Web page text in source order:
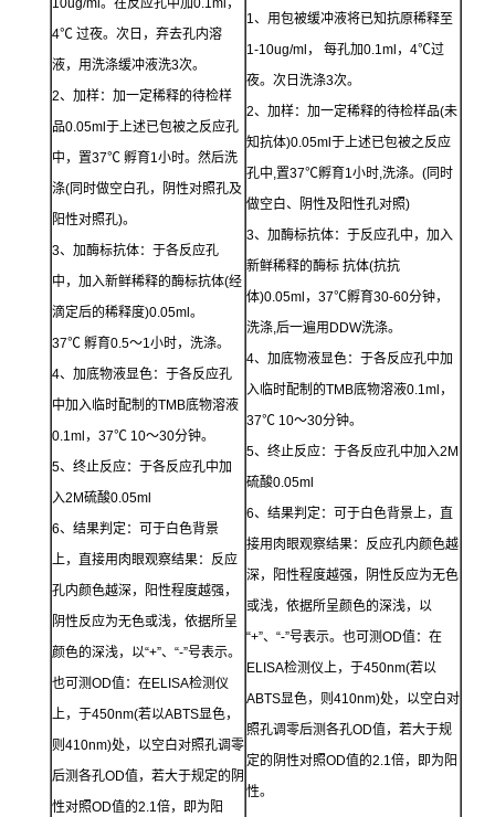
10ug/ml。在反应孔中加0.1ml，
4℃ 过夜。次日，弃去孔内溶
液，用洗涤缓冲液洗3次。
2、加样：加一定稀释的待检样
品0.05ml于上述已包被之反应孔
中，置37℃ 孵育1小时。然后洗
涤(同时做空白孔，阴性对照孔及
阳性对照孔)。
3、加酶标抗体：于各反应孔
中，加入新鲜稀释的酶标抗体(经
滴定后的稀释度)0.05ml。
37℃ 孵育0.5～1小时，洗涤。
4、加底物液显色：于各反应孔
中加入临时配制的TMB底物溶液
0.1ml，37℃ 10～30分钟。
5、终止反应：于各反应孔中加
入2M硫酸0.05ml
6、结果判定：可于白色背景
上，直接用肉眼观察结果：反应
孔内颜色越深，阳性程度越强，
阴性反应为无色或浅，依据所呈
颜色的深浅，以“+”、“-”号表示。
也可测OD值：在ELISA检测仪
上，于450nm(若以ABTS显色，
则410nm)处，以空白对照孔调零
后测各孔OD值，若大于规定的阴
性对照OD值的2.1倍，即为阳
1、用包被缓冲液将已知抗原稀释至
1-10ug/ml， 每孔加0.1ml，4℃过
夜。次日洗涤3次。
2、加样：加一定稀释的待检样品(未
知抗体)0.05ml于上述已包被之反应
孔中,置37℃孵育1小时,洗涤。(同时
做空白、阴性及阳性孔对照)
3、加酶标抗体：于反应孔中，加入
新鲜稀释的酶标 抗体(抗抗
体)0.05ml，37℃孵育30-60分钟，
洗涤,后一遍用DDW洗涤。
4、加底物液显色：于各反应孔中加
入临时配制的TMB底物溶液0.1ml，
37℃ 10～30分钟。
5、终止反应：于各反应孔中加入2M
硫酸0.05ml
6、结果判定：可于白色背景上，直
接用肉眼观察结果：反应孔内颜色越
深，阳性程度越强，阴性反应为无色
或浅，依据所呈颜色的深浅，以
“+”、“-”号表示。也可测OD值：在
ELISA检测仪上，于450nm(若以
ABTS显色，则410nm)处，以空白对
照孔调零后测各孔OD值，若大于规
定的阴性对照OD值的2.1倍，即为阳
性。